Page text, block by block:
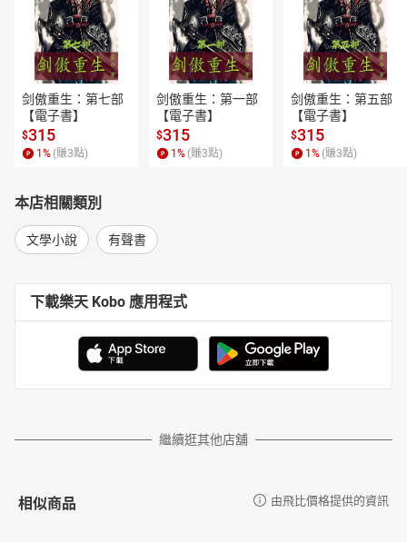
剑傲重生：第七部
【電子書】
$315
1 % (賺3點)
剑傲重生：第一部
【電子書】
$315
1 % (賺3點)
剑傲重生：第五部
【電子書】
$315
1 % (賺3點)
本店相關類別
文學小說 有聲書
下載樂天 Kobo 應用程式
繼續逛其他店舖
相似商品 由飛比價格提供的資訊